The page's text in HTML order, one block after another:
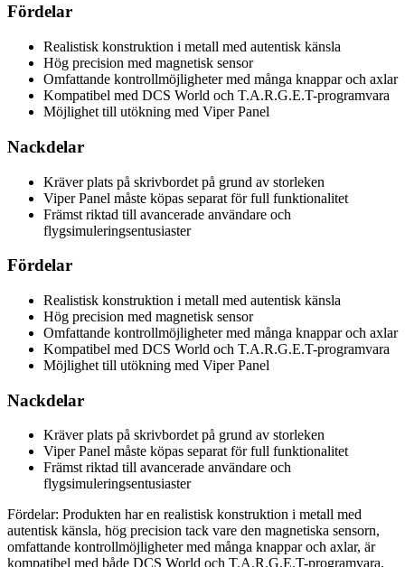
Fördelar
Realistisk konstruktion i metall med autentisk känsla
Hög precision med magnetisk sensor
Omfattande kontrollmöjligheter med många knappar och axlar
Kompatibel med DCS World och T.A.R.G.E.T-programvara
Möjlighet till utökning med Viper Panel
Nackdelar
Kräver plats på skrivbordet på grund av storleken
Viper Panel måste köpas separat för full funktionalitet
Främst riktad till avancerade användare och
flygsimuleringsentusiaster
Fördelar
Realistisk konstruktion i metall med autentisk känsla
Hög precision med magnetisk sensor
Omfattande kontrollmöjligheter med många knappar och axlar
Kompatibel med DCS World och T.A.R.G.E.T-programvara
Möjlighet till utökning med Viper Panel
Nackdelar
Kräver plats på skrivbordet på grund av storleken
Viper Panel måste köpas separat för full funktionalitet
Främst riktad till avancerade användare och
flygsimuleringsentusiaster
Fördelar: Produkten har en realistisk konstruktion i metall med
autentisk känsla, hög precision tack vare den magnetiska sensorn,
omfattande kontrollmöjligheter med många knappar och axlar, är
kompatibel med både DCS World och T.A.R.G.E.T-programvara,